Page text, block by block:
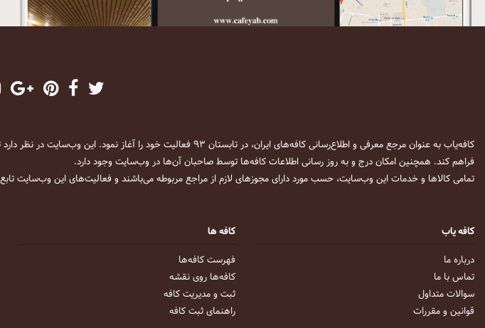
کافه‌یاب به عنوان مرجع معرفی و اطلاع‌رسانی کافه‌های ایران، در تابستان ۹۳ فعالیت خود را آغاز نمود. این وب‌سایت در نظر دارد تا با معرفی
فراهم کند. همچنین امکان درج و به روز رسانی اطلاعات کافه‌ها توسط صاحبان آن‌ها در وب‌سایت وجود دارد.
تمامی کالاها و خدمات این وب‌سایت، حسب مورد دارای مجوزهای لازم از مراجع مربوطه می‌باشند و فعالیت‌های این وب‌سایت
کافه یاب
درباره ما
تماس با ما
سوالات متداول
قوانین و مقررات
کافه ها
فهرست کافه‌ها
کافه‌ها روی نقشه
ثبت و مدیریت کافه
راهنمای ثبت کافه